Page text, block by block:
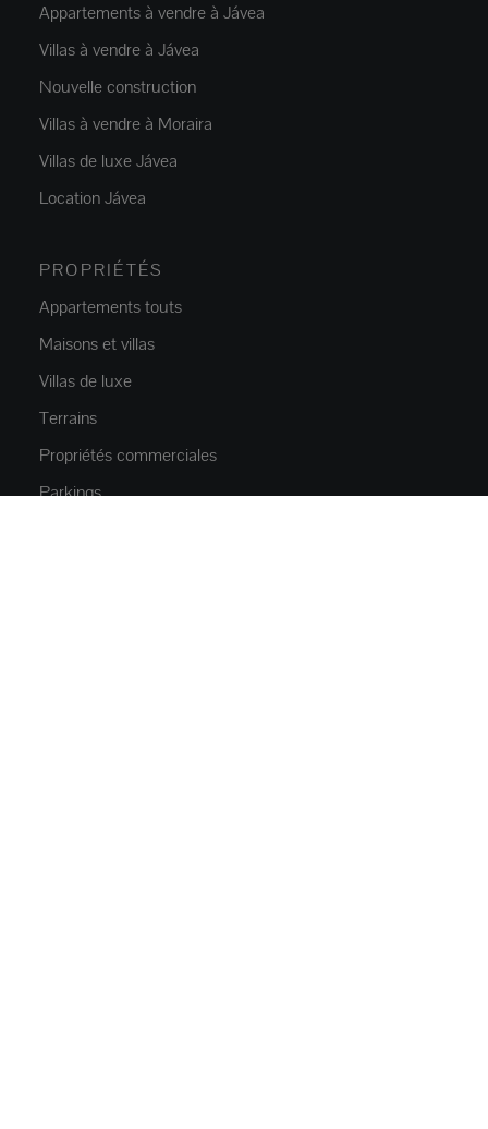
Appartements à vendre à Jávea
Villas à vendre à Jávea
Nouvelle construction
Villas à vendre à Moraira
Villas de luxe Jávea
Location Jávea
PROPRIÉTÉS
Appartements touts
Maisons et villas
Villas de luxe
Terrains
Propriétés commerciales
Parkings